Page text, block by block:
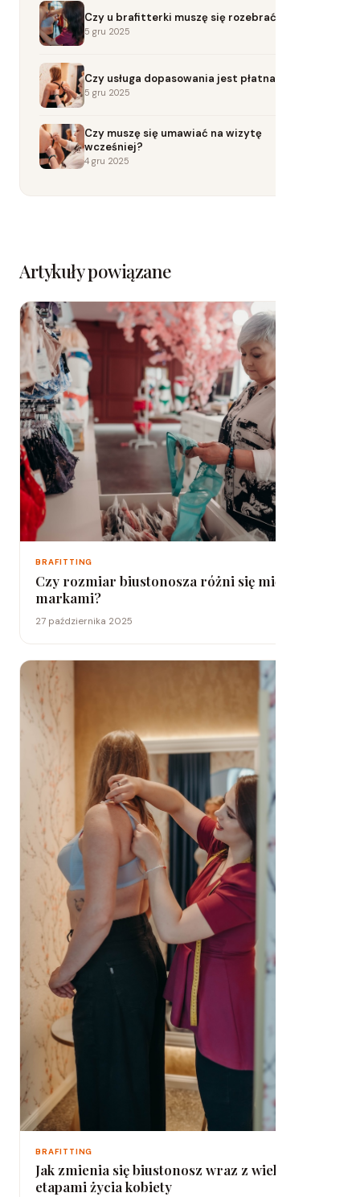
Czy u brafitterki muszę się rozebrać?
5 gru 2025
Czy usługa dopasowania jest płatna?
5 gru 2025
Czy muszę się umawiać na wizytę
wcześniej?
4 gru 2025
Artykuły powiązane
BRAFITTING
Czy rozmiar biustonosza różni się między
markami?
27 października 2025
BRAFITTING
Jak zmienia się biustonosz wraz z wiekiem i
etapami życia kobiety